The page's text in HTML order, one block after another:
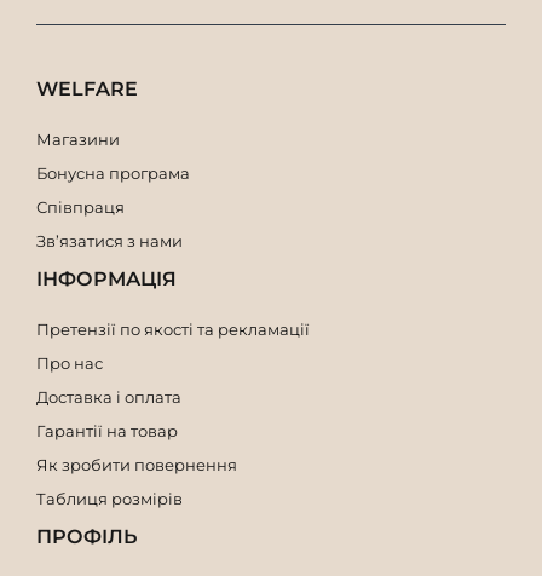
WELFARE
Магазини
Бонусна програма
Співпраця
Зв’язатися з нами
ІНФОРМАЦІЯ
Претензії по якості та рекламації
Про нас
Доставка і оплата
Гарантії на товар
Як зробити повернення
Таблиця розмірів
ПРОФІЛЬ